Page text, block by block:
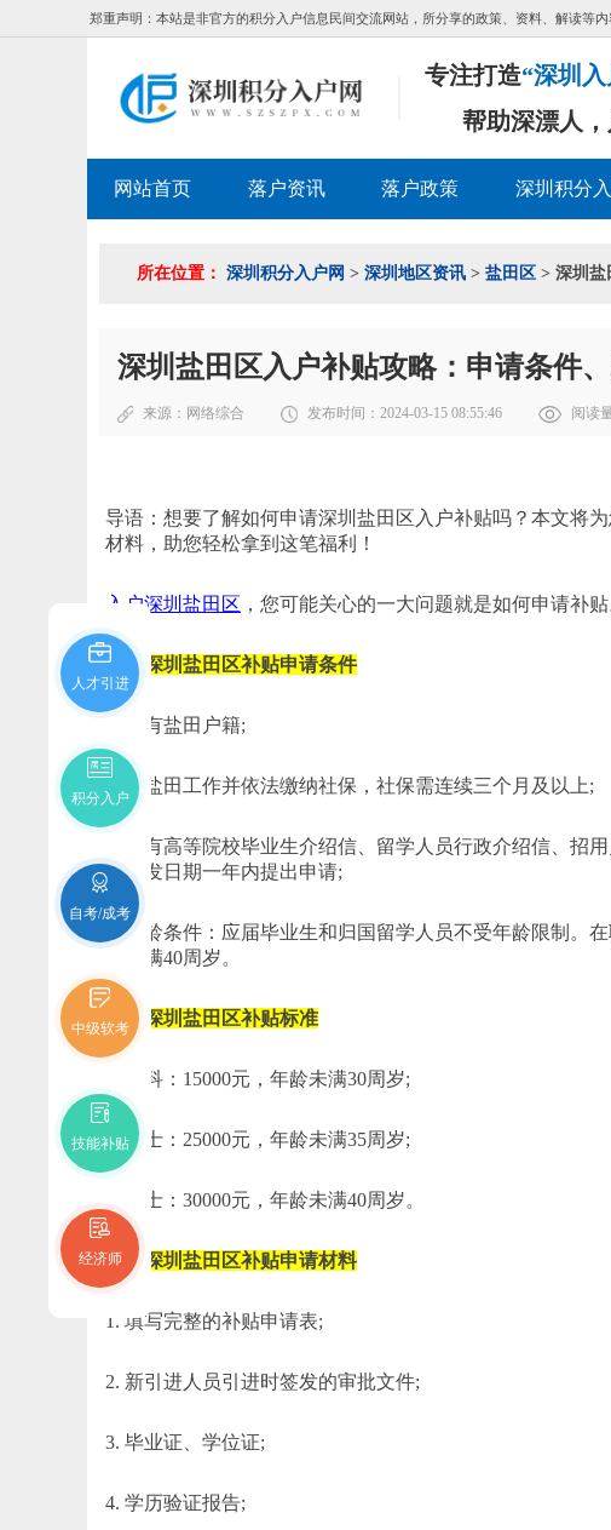
郑重声明：本站是非官方的积分入户信息民间交流网站，所分享的政策、资料、解读等
专注打造“深圳入
帮助深漂人
网站首页 落户资讯 落户政策 深圳积分
所在位置： 深圳积分入户网 > 深圳地区资讯 > 盐田区 > 深圳盐
深圳盐田区入户补贴攻略：申请条件
来源： 网络综合 发布时间：2024-03-15 08:55:46 阅读
导语：想要了解如何申请深圳盐田区入户补贴吗？本文将
材料，助您轻松拿到这笔福利！
入户深圳盐田区 ，您可能关心的一大问题就是如何申请补
一、深圳盐田区补贴申请条件
1. 具有盐田户籍;
2. 在盐田工作并依法缴纳社保，社保需连续三个月及以上;
3. 持有高等院校毕业生介绍信、留学人员行政介绍信、招
在签发日期一年内提出申请;
4. 年龄条件：应届毕业生和归国留学人员不受年龄限制。
士未满40周岁。
二、深圳盐田区补贴标准
1. 本科：15000元，年龄未满30周岁;
2. 硕士：25000元，年龄未满35周岁;
3. 博士：30000元，年龄未满40周岁。
三、深圳盐田区补贴申请材料
1. 填写完整的补贴申请表;
2. 新引进人员引进时签发的审批文件;
3. 毕业证、学位证;
4. 学历验证报告;
人才引进
积分入户
自考/成考
中级软考
技能补贴
经济师